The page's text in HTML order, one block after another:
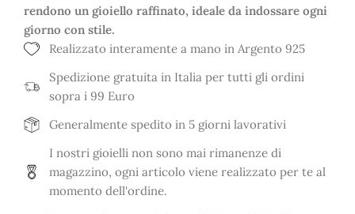
rendono un gioiello raffinato, ideale da indossare ogni
giorno con stile.
Realizzato interamente a mano in Argento 925
Spedizione gratuita in Italia per tutti gli ordini
sopra i 99 Euro
Generalmente spedito in 5 giorni lavorativi
I nostri gioielli non sono mai rimanenze di
magazzino, ogni articolo viene realizzato per te al
momento dell'ordine.